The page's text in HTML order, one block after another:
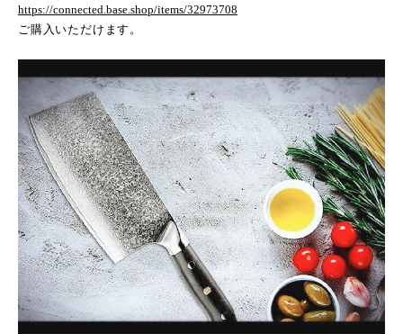
https://connected.base.shop/items/32973708
ご購入いただけます。